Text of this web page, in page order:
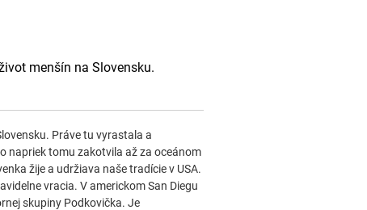
menšín na Slovensku.
Práve tu vyrastala a
napriek tomu zakotvila až za oceánom
žije a udržiava naše tradície v USA.
vracia. V americkom San Diegu
skupiny Podkovička. Je